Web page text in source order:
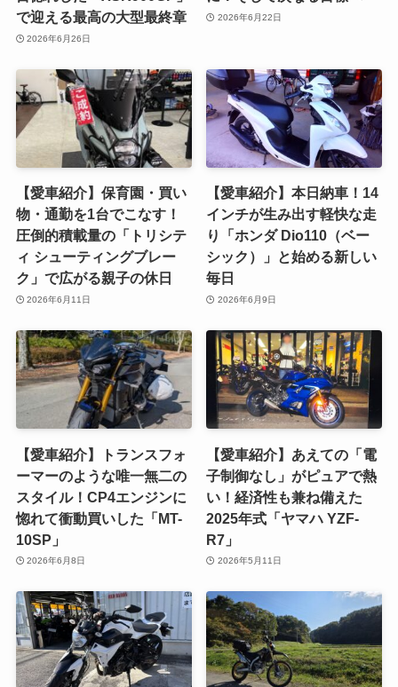
で迎える最高の大型最終章
2026年6月26日
2026年6月22日
【愛車紹介】保育園・買い
物・通勤を1台でこなす！
圧倒的積載量の「トリシテ
ィ シューティングブレー
ク」で広がる親子の休日
2026年6月11日
【愛車紹介】本日納車！14
インチが生み出す軽快な走
り「ホンダ Dio110（ベー
シック）」と始める新しい
毎日
2026年6月9日
【愛車紹介】トランスフォ
ーマーのような唯一無二の
スタイル！CP4エンジンに
惚れて衝動買いした「MT-
10SP」
2026年6月8日
【愛車紹介】あえての「電
子制御なし」がピュアで熱
い！経済性も兼ね備えた
2025年式「ヤマハ YZF-
R7」
2026年5月11日